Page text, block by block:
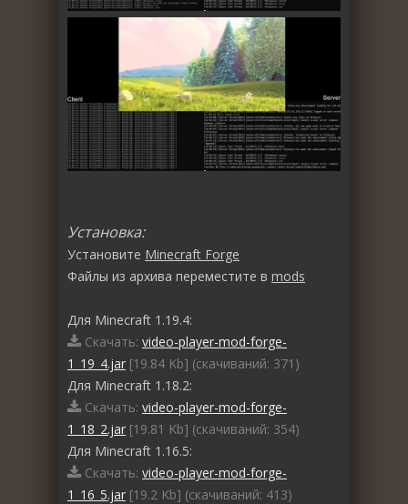
Установка:
Установите Minecraft Forge
Файлы из архива переместите в mods
Для Minecraft 1.19.4:
Скачать: video-player-mod-forge-
1_19_4.jar [19.84 Kb] (cкачиваний: 371)
Для Minecraft 1.18.2:
Скачать: video-player-mod-forge-
1_18_2.jar [19.81 Kb] (cкачиваний: 354)
Для Minecraft 1.16.5:
Скачать: video-player-mod-forge-
1_16_5.jar [19.2 Kb] (cкачиваний: 413)